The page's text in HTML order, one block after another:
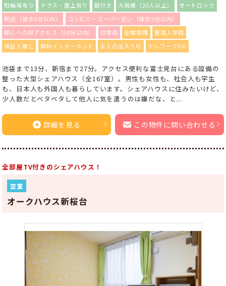
駐輪場有り
テラス・屋上有り 庭付き 大規模（20人以上）
オートロック
駅近（徒歩5分以内）
コンビニ・スーパー近い（徒歩5分以内）
都心への好アクセス（30分以内）
住宅街 全館禁煙
管理人常駐
保証人無し
無料インターネット 友人の出入り可 テレワークOK
池袋まで13分、新宿まで27分。アクセス便利な富士見台にある設備の
整った大型シェアハウス（全167室）。男性も女性も、社会人も学生
も、日本人も外国人も暮らしています。シェアハウスに住みたいけど、
少人数だとベタベタして他人に気を遣うのは嫌だな、と...
詳細を見る この物件に問い合わせる
全部屋TV付きのシェアハウス！
空室
オークハウス新桜台